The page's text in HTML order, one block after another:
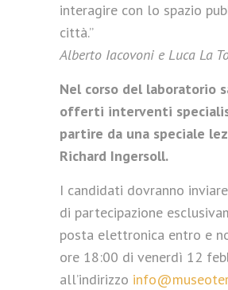
interagire con lo spazio
città.”
Alberto Iacovoni e Luca La
Nel corso del laboratorio
offerti interventi
partire da una speciale
Richard Ingersoll.
I candidati dovranno
di partecipazione
posta elettronica entro e
ore 18:00 di venerdì 12
all’indirizzo